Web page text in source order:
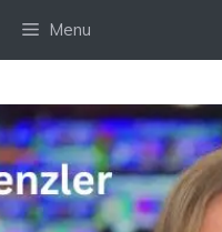
Menu